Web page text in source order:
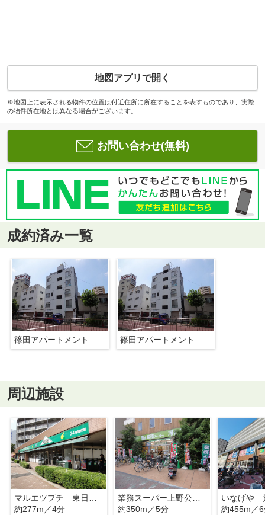
地図アプリで開く
※地図上に表示される物件の位置は付近住所に所在することを表すものであり、実際
の物件所在地とは異なる場合がございます。
お問い合わせ(無料)
成約済み一覧
篠田アパートメント 篠田アパートメント
周辺施設
マルエツプチ 東日暮里店
約277m／4分
業務スーパー上野公園店
約350m／5分
約455m／